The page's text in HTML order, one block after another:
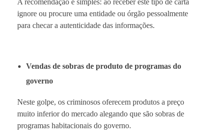
ignore ou procure uma entidade ou órgão pessoalmente
para checar a autenticidade das informações.
Vendas de sobras de produto de programas do
governo
Neste golpe, os criminosos oferecem produtos a preço
muito inferior do mercado alegando que são sobras de
programas habitacionais do governo.